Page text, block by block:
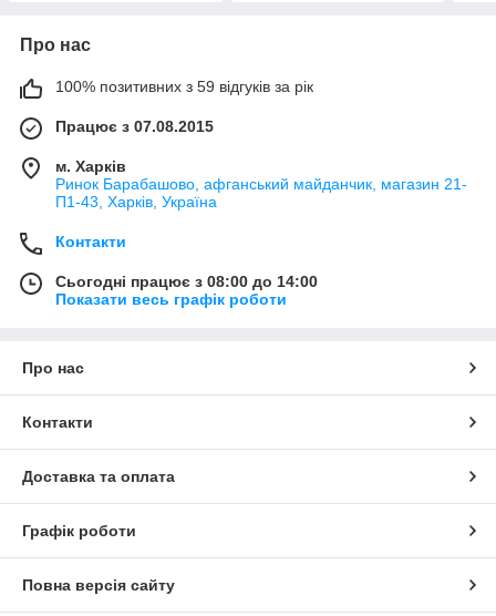
Про нас
100% позитивних з 59 відгуків за рік
Працює з 07.08.2015
м. Харків
Ринок Барабашово, афганський майданчик, магазин 21-
П1-43, Харків, Україна
Контакти
Сьогодні працює з 08:00 до 14:00
Показати весь графік роботи
Про нас
Контакти
Доставка та оплата
Графік роботи
Повна версія сайту